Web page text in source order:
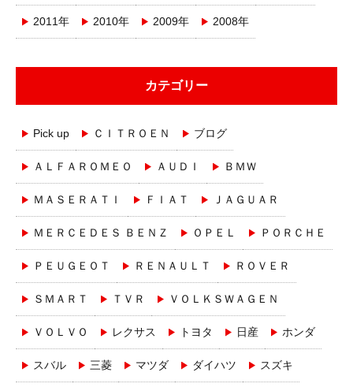
2011年 2010年 2009年 2008年
カテゴリー
Pick up ＣＩＴＲＯＥＮ ブログ
ＡＬＦＡＲＯＭＥＯ ＡＵＤＩ ＢＭＷ
ＭＡＳＥＲＡＴＩ ＦＩＡＴ ＪＡＧＵＡＲ
ＭＥＲＣＥＤＥＳ ＢＥＮＺ ＯＰＥＬ ＰＯＲＣＨＥ
ＰＥＵＧＥＯＴ ＲＥＮＡＵＬＴ ＲＯＶＥＲ
ＳＭＡＲＴ ＴＶＲ ＶＯＬＫＳＷＡＧＥＮ
ＶＯＬＶＯ レクサス トヨタ 日産 ホンダ
スバル 三菱 マツダ ダイハツ スズキ